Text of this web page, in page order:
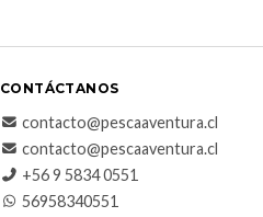
CONTÁCTANOS
contacto@pescaaventura.cl
contacto@pescaaventura.cl
+56 9 5834 0551
56958340551